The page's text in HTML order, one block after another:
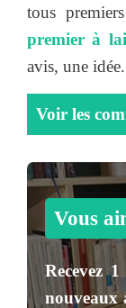
tous
premier à
avis, une
Voir les
Vous
Recevez1
nouveaux